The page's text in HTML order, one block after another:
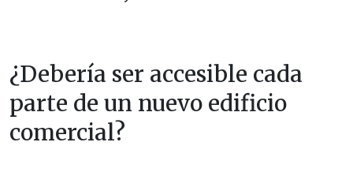
¿Debería ser accesible cada
parte de un nuevo edificio
comercial?